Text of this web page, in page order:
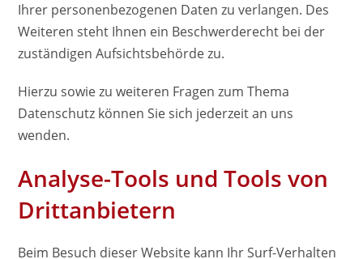
Ihrer personenbezogenen Daten zu verlangen. Des
Weiteren steht Ihnen ein Beschwerderecht bei der
zuständigen Aufsichtsbehörde zu.
Hierzu sowie zu weiteren Fragen zum Thema
Datenschutz können Sie sich jederzeit an uns
wenden.
Analyse-Tools und Tools von
Dritt­anbietern
Beim Besuch dieser Website kann Ihr Surf-Verhalten